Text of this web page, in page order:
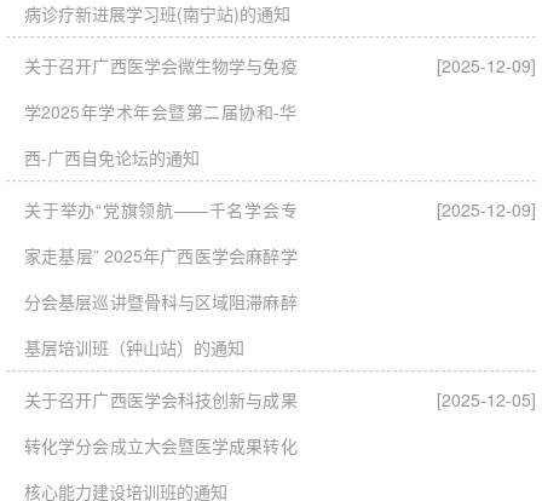
病诊疗新进展学习班(南宁站)的通知
关于召开广西医学会微生物学与免疫
学2025年学术年会暨第二届协和-华
西-广西自免论坛的通知
[2025-12-09]
关于举办“党旗领航——千名学会专
家走基层” 2025年广西医学会麻醉学
分会基层巡讲暨骨科与区域阻滞麻醉
基层培训班（钟山站）的通知
[2025-12-09]
关于召开广西医学会科技创新与成果
转化学分会成立大会暨医学成果转化
核心能力建设培训班的通知
[2025-12-05]